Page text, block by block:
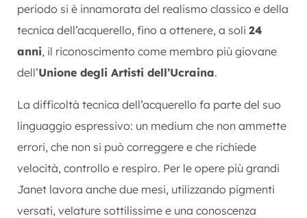
periodo si è innamorata del realismo classico e della
tecnica dell’acquerello, fino a ottenere, a soli 24
anni, il riconoscimento come membro più giovane
dell’Unione degli Artisti dell’Ucraina.
La difficoltà tecnica dell’acquerello fa parte del suo
linguaggio espressivo: un medium che non ammette
errori, che non si può correggere e che richiede
velocità, controllo e respiro. Per le opere più grandi
Janet lavora anche due mesi, utilizzando pigmenti
versati, velature sottilissime e una conoscenza